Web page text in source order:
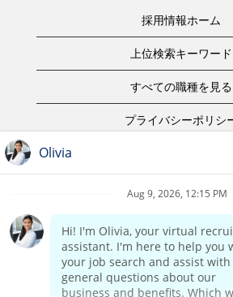
採用情報ホーム
上位検索キーワード
すべての職種を見る
プライバシーポリシ
ボストン・サイエンティフィックウ